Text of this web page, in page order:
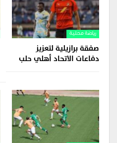
رياضة محلية
صفقة برازيلية لتعزيز
دفاعات الاتحاد أهلي حلب